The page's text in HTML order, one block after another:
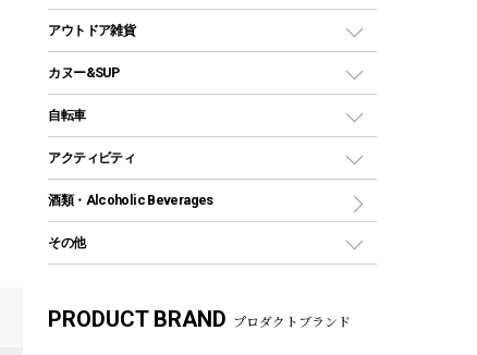
パラソル
テントアクセサリー
ペグ
ポール
グランドシート
ツール
ソロキャンプ用グリル
鉄板、アミ
焚き火台&ストーブ
火起こし
バーベキューツール
燃料・着火剤・炭
クッカーセット
シェラカップ
クッキングツール
ナイフ
カトラリー
マグカップ、カップ
コップ付きタイプ
ワンタッチタイプ
プラスチックボトル
ディズニーボトル
クーラーバッグ
ウォータージャグ
保冷剤
アウトドアキャリー
アウトドア雑貨
バックパック&バッグ
リュック、バックパック
トートバッグ、サコッシュ
ショッピングキャリー
その他アウトドア雑貨
レイン
カヌー&SUP
インフレータブル
カヤック
パドル
ヘルメット
自転車
折りたたみ自転車
スポーツサイクル
シティサイクル
自転車用アクセサリー
アクティビティ
マリン
ラッシュガード
テント
酒類・Alcoholic Beverages
その他
湯たんぽ
PRODUCT BRAND プロダクトブランド